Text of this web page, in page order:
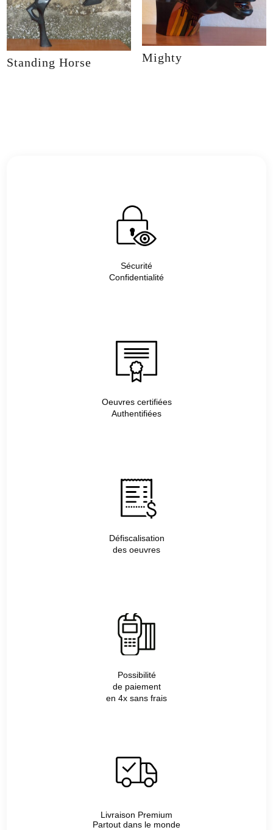
Standing Horse Mighty
Sécurité
Confidentialité
Oeuvres certifiées
Authentifiées
Défiscalisation
des oeuvres
Possibilité
de paiement
en 4x sans frais
Livraison Premium
Partout dans le monde